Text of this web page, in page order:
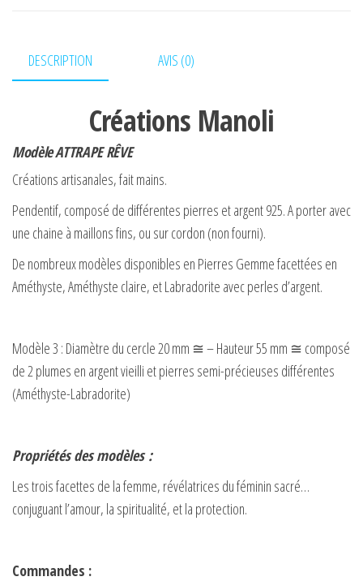
DESCRIPTION AVIS (0)
Créations Manoli
Modèle ATTRAPE RÊVE
Créations artisanales, fait mains.
Pendentif, composé de différentes pierres et argent 925. A porter avec
une chaine à maillons fins, ou sur cordon (non fourni).
De nombreux modèles disponibles en Pierres Gemme facettées en
Améthyste, Améthyste claire, et Labradorite avec perles d’argent.
Modèle 3 : Diamètre du cercle 20 mm ≅ – Hauteur 55 mm ≅ composé
de 2 plumes en argent vieilli et pierres semi-précieuses différentes
(Améthyste-Labradorite)
Propriétés des modèles :
Les trois facettes de la femme, révélatrices du féminin sacré…
conjuguant l’amour, la spiritualité, et la protection.
Commandes :